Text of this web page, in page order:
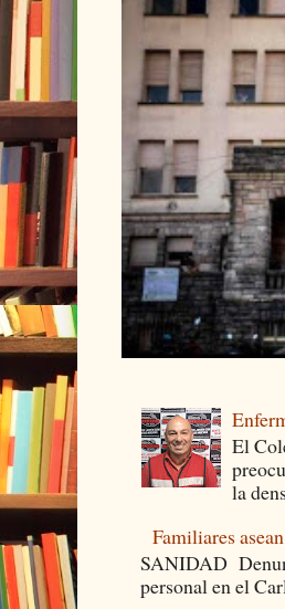
El
la
Familiares
SANIDAD
personal en el